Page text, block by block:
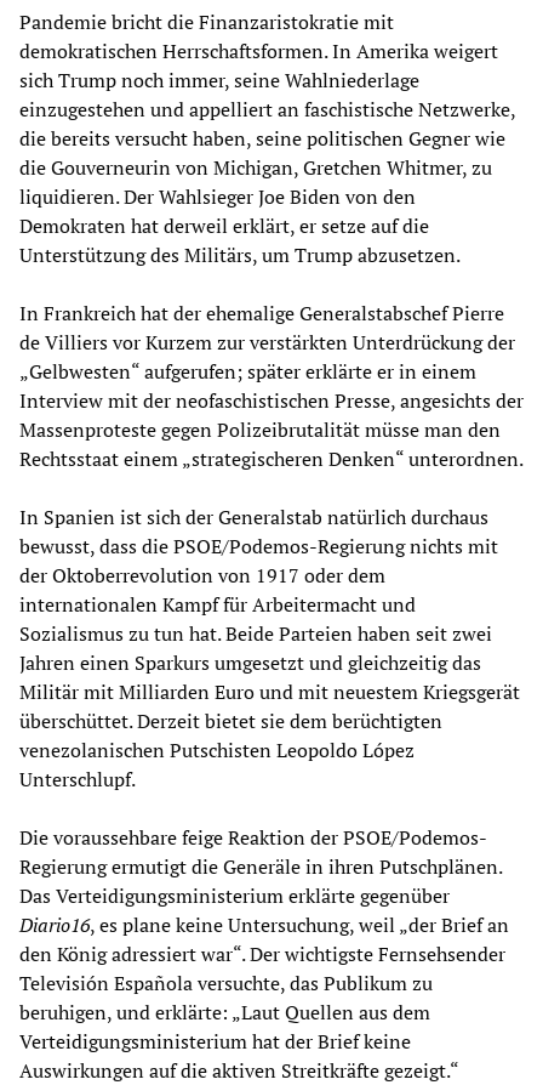
Pandemie bricht die Finanzaristokratie mit
demokratischen Herrschaftsformen. In Amerika weigert
sich Trump noch immer, seine Wahlniederlage
einzugestehen und appelliert an faschistische Netzwerke,
die bereits versucht haben, seine politischen Gegner wie
die Gouverneurin von Michigan, Gretchen Whitmer, zu
liquidieren. Der Wahlsieger Joe Biden von den
Demokraten hat derweil erklärt, er setze auf die
Unterstützung des Militärs, um Trump abzusetzen.
In Frankreich hat der ehemalige Generalstabschef Pierre
de Villiers vor Kurzem zur verstärkten Unterdrückung der
„Gelbwesten“ aufgerufen; später erklärte er in einem
Interview mit der neofaschistischen Presse, angesichts der
Massenproteste gegen Polizeibrutalität müsse man den
Rechtsstaat einem „strategischeren Denken“ unterordnen.
In Spanien ist sich der Generalstab natürlich durchaus
bewusst, dass die PSOE/Podemos-Regierung nichts mit
der Oktoberrevolution von 1917 oder dem
internationalen Kampf für Arbeitermacht und
Sozialismus zu tun hat. Beide Parteien haben seit zwei
Jahren einen Sparkurs umgesetzt und gleichzeitig das
Militär mit Milliarden Euro und mit neuestem Kriegsgerät
überschüttet. Derzeit bietet sie dem berüchtigten
venezolanischen Putschisten Leopoldo López
Unterschlupf.
Die voraussehbare feige Reaktion der PSOE/Podemos-
Regierung ermutigt die Generäle in ihren Putschplänen.
Das Verteidigungsministerium erklärte gegenüber
Diario16, es plane keine Untersuchung, weil „der Brief an
den König adressiert war“. Der wichtigste Fernsehsender
Televisión Española versuchte, das Publikum zu
beruhigen, und erklärte: „Laut Quellen aus dem
Verteidigungsministerium hat der Brief keine
Auswirkungen auf die aktiven Streitkräfte gezeigt.“